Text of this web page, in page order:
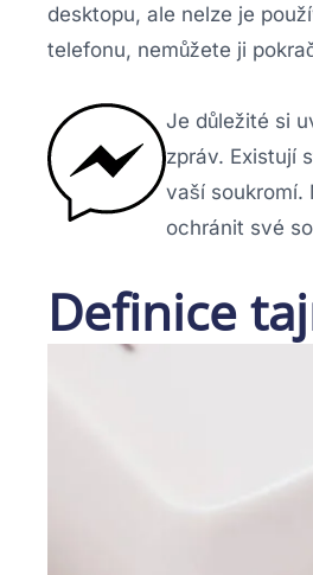
desktopu, ale nelze je
telefonu, nemůžete ji
Je důležité si
zpráv. Existují
vaší soukromí.
ochránit své
Definice